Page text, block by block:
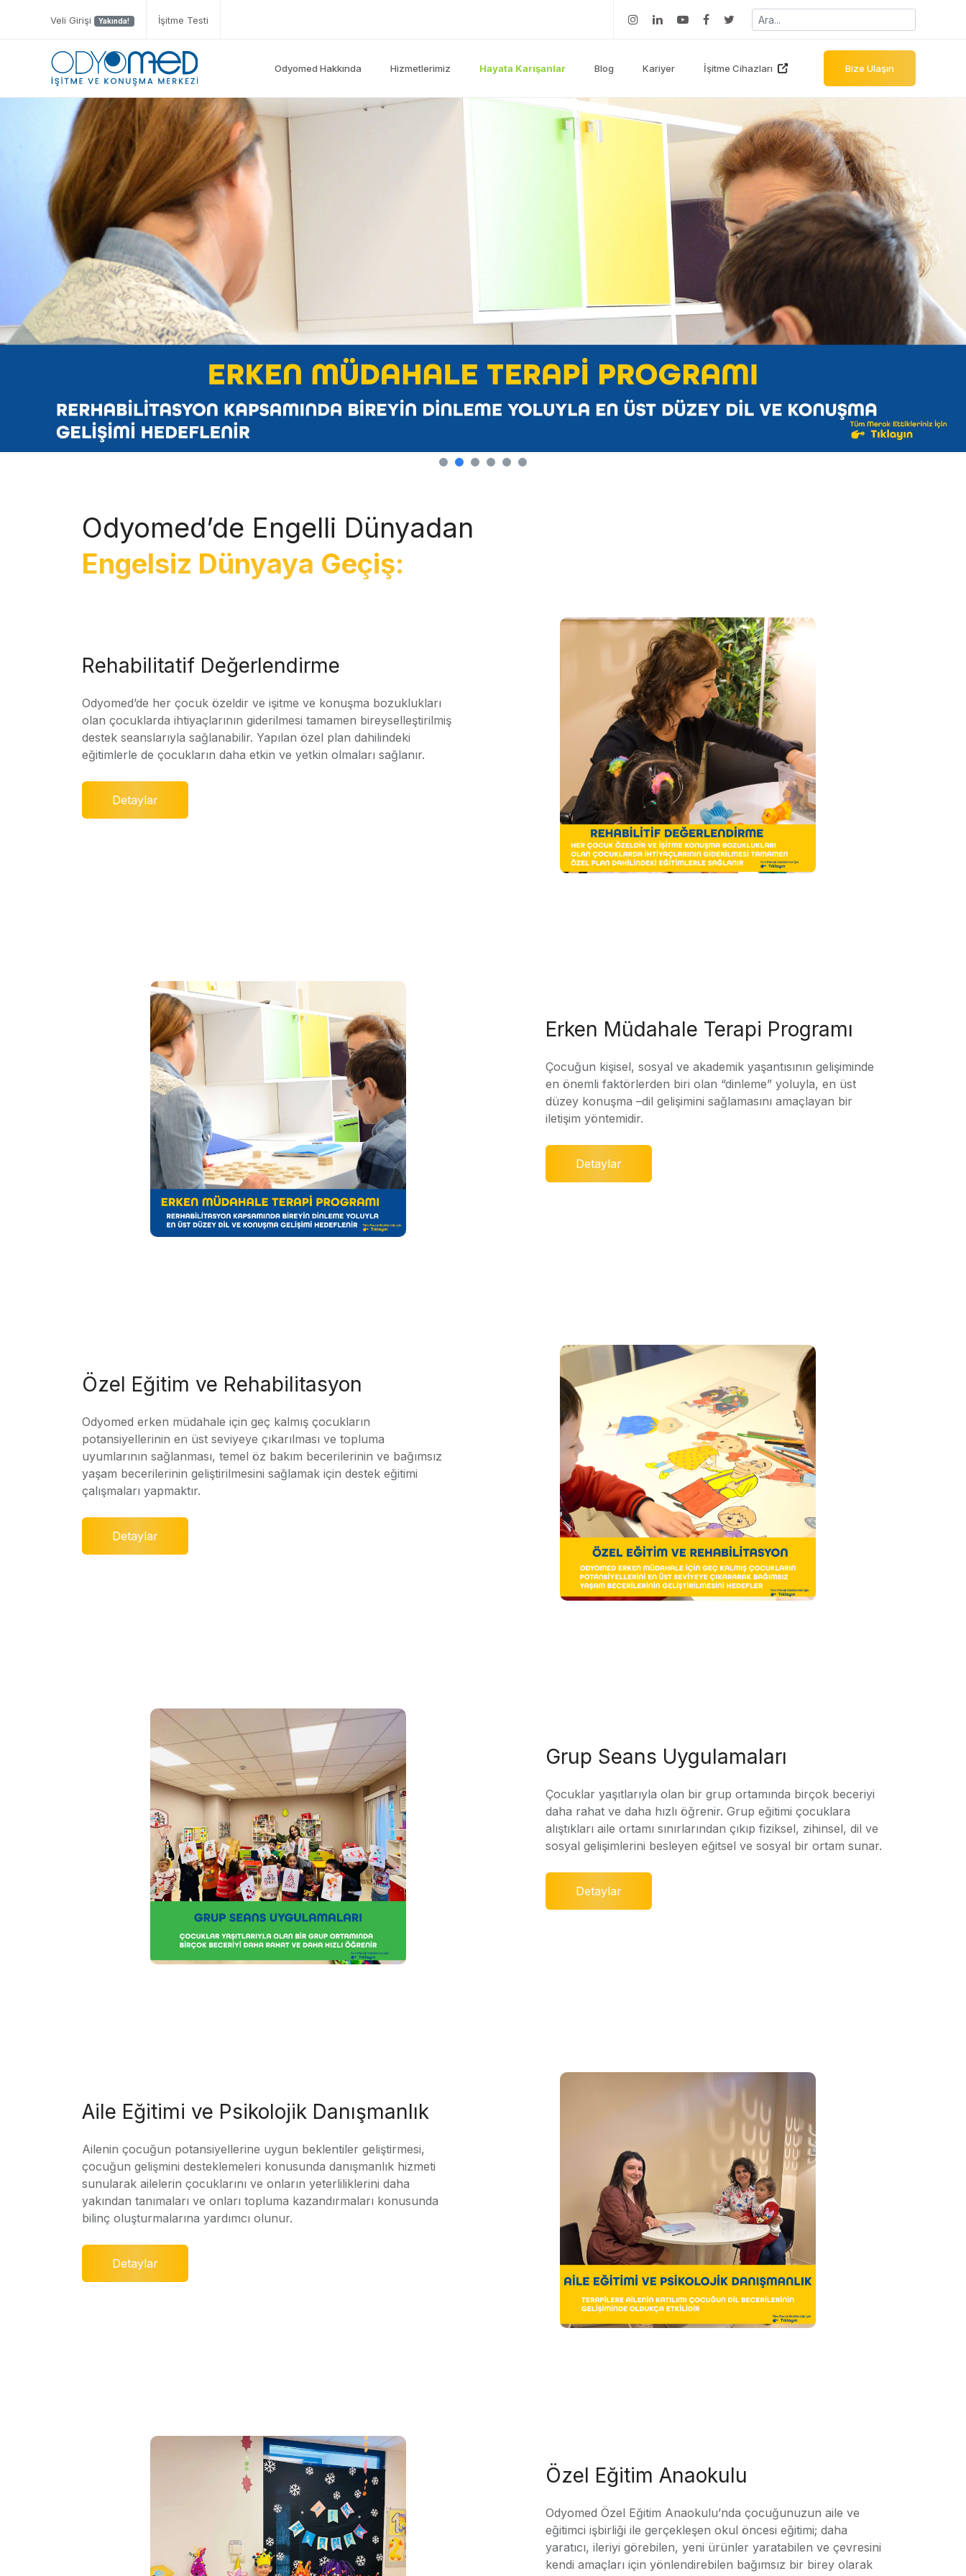
Veli Girişi Yakında! İşitme Testi
Odyomed Hakkında Hizmetlerimiz Hayata Karışanlar Blog Kariyer İşitme Cihazları Bize Ulaşın
Odyomed’de Engelli Dünyadan
Engelsiz Dünyaya Geçiş:
Rehabilitatif Değerlendirme
Odyomed’de her çocuk özeldir ve işitme ve konuşma bozuklukları
olan çocuklarda ihtiyaçlarının giderilmesi tamamen bireyselleştirilmiş
destek seanslarıyla sağlanabilir. Yapılan özel plan dahilindeki
eğitimlerle de çocukların daha etkin ve yetkin olmaları sağlanır.
Detaylar
Erken Müdahale Terapi Programı
Çocuğun kişisel, sosyal ve akademik yaşantısının gelişiminde
en önemli faktörlerden biri olan “dinleme” yoluyla, en üst
düzey konuşma –dil gelişimini sağlamasını amaçlayan bir
iletişim yöntemidir.
Detaylar
Özel Eğitim ve Rehabilitasyon
Odyomed erken müdahale için geç kalmış çocukların
potansiyellerinin en üst seviyeye çıkarılması ve topluma
uyumlarının sağlanması, temel öz bakım becerilerinin ve bağımsız
yaşam becerilerinin geliştirilmesini sağlamak için destek eğitimi
çalışmaları yapmaktır.
Detaylar
Grup Seans Uygulamaları
Çocuklar yaşıtlarıyla olan bir grup ortamında birçok beceriyi
daha rahat ve daha hızlı öğrenir. Grup eğitimi çocuklara
alıştıkları aile ortamı sınırlarından çıkıp fiziksel, zihinsel, dil ve
sosyal gelişimlerini besleyen eğitsel ve sosyal bir ortam sunar.
Detaylar
Aile Eğitimi ve Psikolojik Danışmanlık
Ailenin çocuğun potansiyellerine uygun beklentiler geliştirmesi,
çocuğun gelişmini desteklemeleri konusunda danışmanlık hizmeti
sunularak ailelerin çocuklarını ve onların yeterliliklerini daha
yakından tanımaları ve onları topluma kazandırmaları konusunda
bilinç oluşturmalarına yardımcı olunur.
Detaylar
Özel Eğitim Anaokulu
Odyomed Özel Eğitim Anaokulu’nda çocuğunuzun aile ve
eğitimci işbirliği ile gerçekleşen okul öncesi eğitimi; daha
yaratıcı, ileriyi görebilen, yeni ürünler yaratabilen ve çevresini
kendi amaçları için yönlendirebilen bağımsız bir birey olarak